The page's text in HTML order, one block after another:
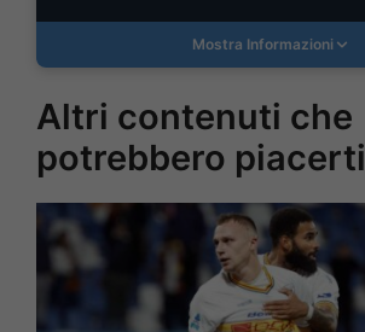
Mostra Informazioni
Altri contenuti che
potrebbero piacerti